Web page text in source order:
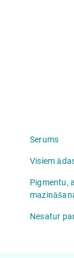
Serums
Visiem
Pigmentu,
Nesatur